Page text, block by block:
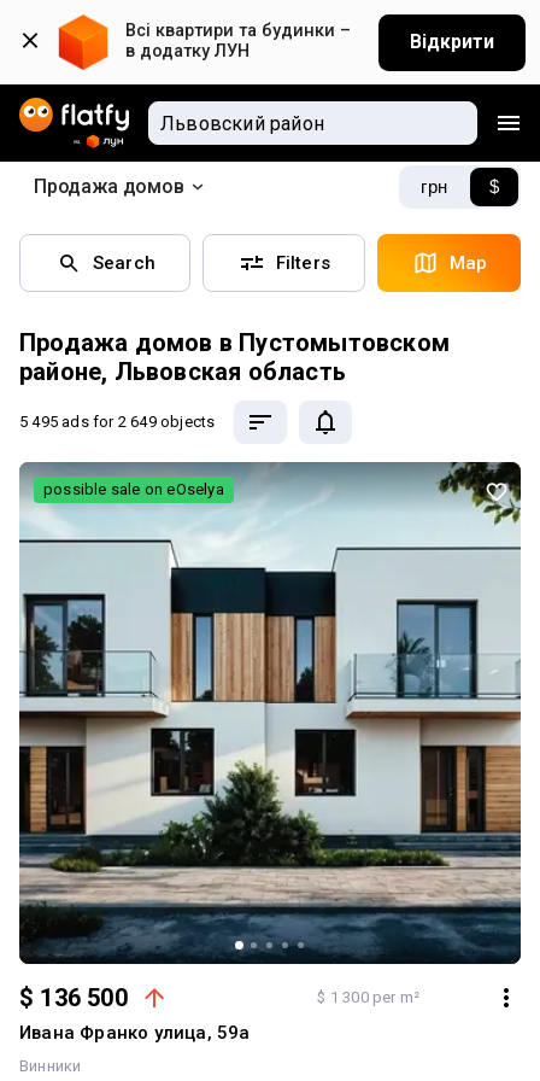
Всі квартири та будинки –
в додатку ЛУН
Відкрити
Продажа домов грн $
Search Filters Map
Продажа домов в Пустомытовском
районе, Львовская область
5 495 ads for 2 649 objects
$ 136 500 $ 1 300 per m²
Ивана Франко улица, 59а
Винники
possible sale on eOselya